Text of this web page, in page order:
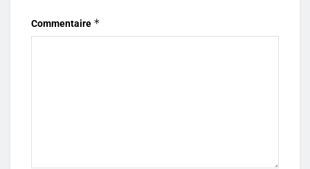
Commentaire *